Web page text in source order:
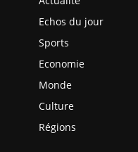
Echos du jour
Sports
Economie
Monde
Culture
Régions